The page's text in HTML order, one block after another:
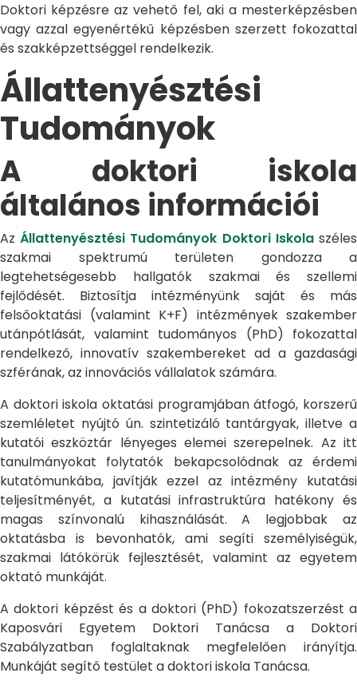
Doktori képzésre az vehető fel, aki a mesterképzésben
vagy azzal egyenértékű képzésben szerzett fokozattal
és szakképzettséggel rendelkezik.
Állattenyésztési
Tudományok
A doktori iskola
általános információi
AzÁllattenyésztési Tudományok Doktori Iskolaszéles
szakmai spektrumú területen gondozza a
legtehetségesebb hallgatók szakmai és szellemi
fejlődését. Biztosítja intézményünk saját és más
felsőoktatási (valamint K+F) intézmények szakember
utánpótlását, valamint tudományos (PhD) fokozattal
rendelkező, innovatív szakembereket ad a gazdasági
szférának, az innovációs vállalatok számára.
A doktori iskola oktatási programjában átfogó, korszerű
szemléletet nyújtó ún. szintetizáló tantárgyak, illetve a
kutatói eszköztár lényeges elemei szerepelnek. Az itt
tanulmányokat folytatók bekapcsolódnak az érdemi
kutatómunkába, javítják ezzel az intézmény kutatási
teljesítményét, a kutatási infrastruktúra hatékony és
magas színvonalú kihasználását. A legjobbak az
oktatásba is bevonhatók, ami segíti személyiségük,
szakmai látókörük fejlesztését, valamint az egyetem
oktató munkáját.
A doktori képzést és a doktori (PhD) fokozatszerzést a
Kaposvári Egyetem Doktori Tanácsa a Doktori
Szabályzatban foglaltaknak megfelelően irányítja.
Munkáját segítő testület a doktori iskola Tanácsa.